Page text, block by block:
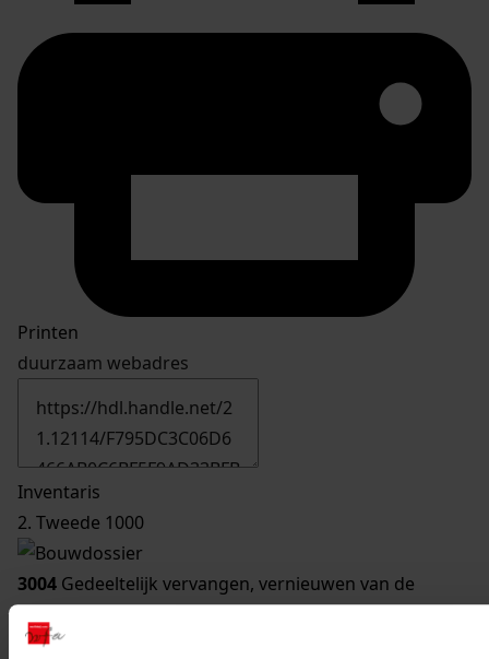
Printen
duurzaam webadres
Inventaris
2. Tweede 1000
3004 Gedeeltelijk vervangen, vernieuwen van de
kassen, 1999
Datering